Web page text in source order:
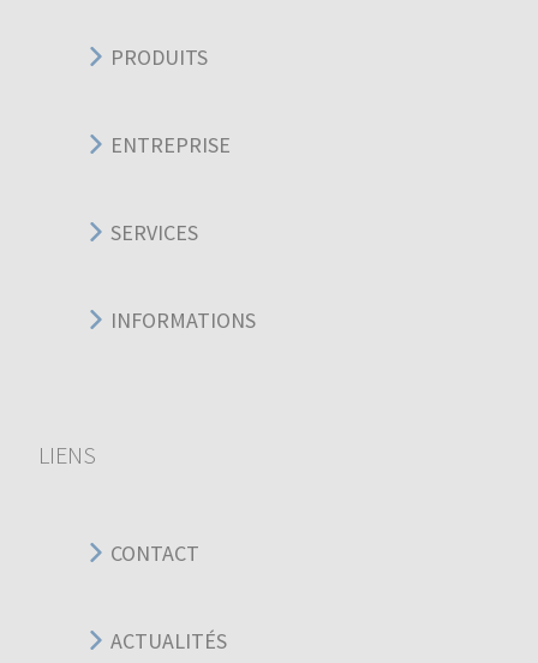
PRODUITS
ENTREPRISE
SERVICES
INFORMATIONS
LIENS
CONTACT
ACTUALITÉS